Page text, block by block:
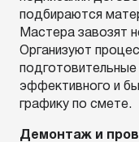
подбираются
Мастера завозят
Организуют
эффективного и
графику по смете.
Демонтаж и